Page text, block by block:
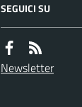
SEGUICI SU
Newsletter